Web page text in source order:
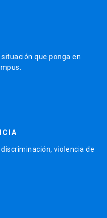
que ponga en
violencia de